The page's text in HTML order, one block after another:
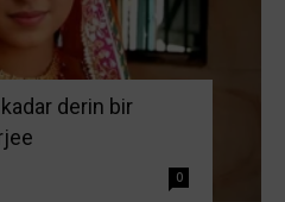
derin bir
0